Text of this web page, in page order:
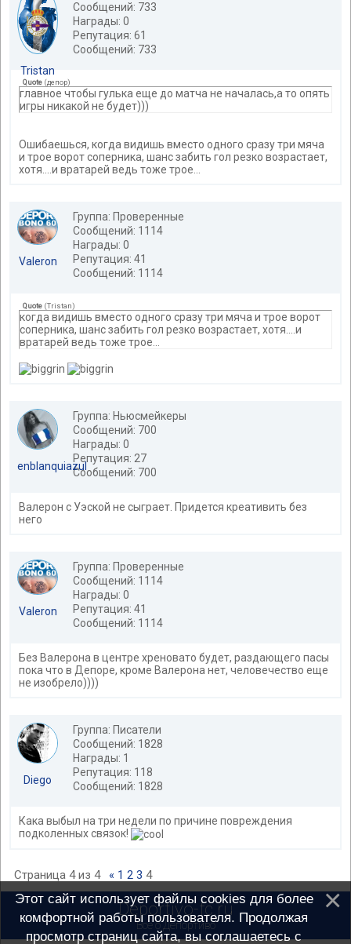
Tristan
Сообщений: 733
Награды: 0
Репутация: 61
Сообщений: 733
Quote (депор)
главное чтобы гулька еще до матча не началась,а то опять
игры никакой не будет)))
Ошибаешься, когда видишь вместо одного сразу три мяча
и трое ворот соперника, шанс забить гол резко возрастает,
хотя....и вратарей ведь тоже трое...
Valeron
Группа: Проверенные
Сообщений: 1114
Награды: 0
Репутация: 41
Сообщений: 1114
Quote (Tristan)
когда видишь вместо одного сразу три мяча и трое ворот
соперника, шанс забить гол резко возрастает, хотя....и
вратарей ведь тоже трое...
enblanquiazul
Группа: Ньюсмейкеры
Сообщений: 700
Награды: 0
Репутация: 27
Сообщений: 700
Валерон с Уэской не сыграет. Придется креативить без
него
Valeron
Группа: Проверенные
Сообщений: 1114
Награды: 0
Репутация: 41
Сообщений: 1114
Без Валерона в центре хреновато будет, раздающего пасы
пока что в Депоре, кроме Валерона нет, человечество еще
не изобрело))))
Diego
Группа: Писатели
Сообщений: 1828
Награды: 1
Репутация: 118
Сообщений: 1828
Кака выбыл на три недели по причине повреждения
подколенных связок!
Страница 4из 4 « 1 2 3 4
Deportivo-fc.ru
Всё о Депортиво
Этот сайт использует файлы cookies для более
комфортной работы пользователя. Продолжая
просмотр страниц сайта, вы соглашаетесь с